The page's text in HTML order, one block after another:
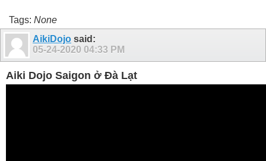
Tags: None
AikiDojo said:
05-24-2020 04:33 PM
Aiki Dojo Saigon ở Đà Lạt